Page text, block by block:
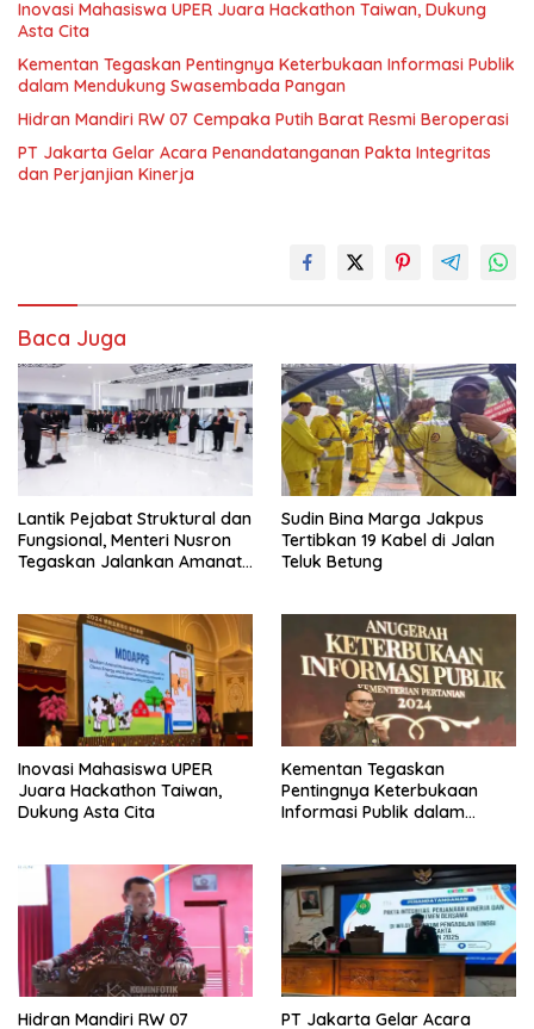
Inovasi Mahasiswa UPER Juara Hackathon Taiwan, Dukung
Asta Cita
Kementan Tegaskan Pentingnya Keterbukaan Informasi Publik
dalam Mendukung Swasembada Pangan
Hidran Mandiri RW 07 Cempaka Putih Barat Resmi Beroperasi
PT Jakarta Gelar Acara Penandatanganan Pakta Integritas
dan Perjanjian Kinerja
Baca Juga
Lantik Pejabat Struktural dan
Fungsional, Menteri Nusron
Tegaskan Jalankan Amanat
Sudin Bina Marga Jakpus
Tertibkan 19 Kabel di Jalan
Teluk Betung
Inovasi Mahasiswa UPER
Juara Hackathon Taiwan,
Dukung Asta Cita
Kementan Tegaskan
Pentingnya Keterbukaan
Informasi Publik dalam
Hidran Mandiri RW 07
PT Jakarta Gelar Acara